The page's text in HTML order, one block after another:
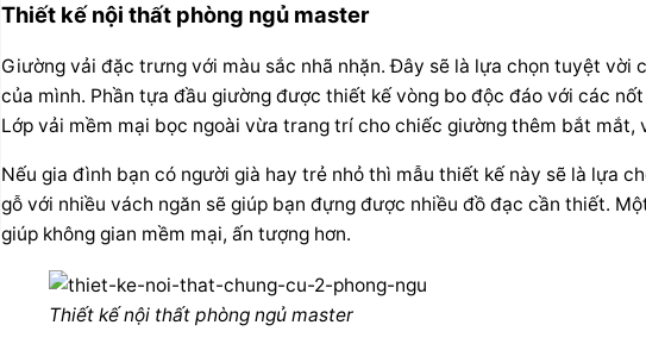
Thiết kế nội thất phòng ngủ master
Giường vải đặc trưng với màu sắc nhã nhặn. Đây sẽ là lựa chọn tuyệt vời
của mình. Phần tựa đầu giường được thiết kế vòng bo độc đáo với các
Lớp vải mềm mại bọc ngoài vừa trang trí cho chiếc giường thêm bắt
Nếu gia đình bạn có người già hay trẻ nhỏ thì mẫu thiết kế này sẽ là lựa
gỗ với nhiều vách ngăn sẽ giúp bạn đựng được nhiều đồ đạc cần thiết.
giúp không gian mềm mại, ấn tượng hơn.
Thiết kế nội thất phòng ngủ master